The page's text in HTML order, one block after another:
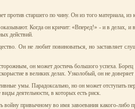
против старшего по чину. Он из того материала,
Когда он кричит: «Вперед!» - и в
действий.
Он не любит повиноваться, но заставляет
он может достичь большого успеха.
в великих делах. Узколобый, он не
умы. Парадоксально, но он может
деятельности, в которых есть риск.
привычному во имя завоевания какого-либо